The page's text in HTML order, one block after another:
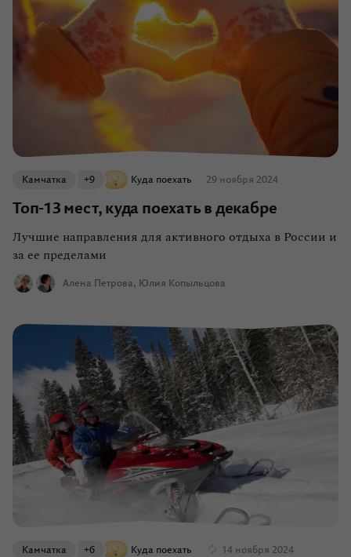
Куда поехать
+9
Камчатка 29 ноября 2024
Топ-13 мест, куда поехать в декабре
Лучшие направления для активного отдыха в России и
за ее пределами
Алена Петрова Юлия Копыльцова
Куда поехать
+6
Камчатка 14 ноября 2024